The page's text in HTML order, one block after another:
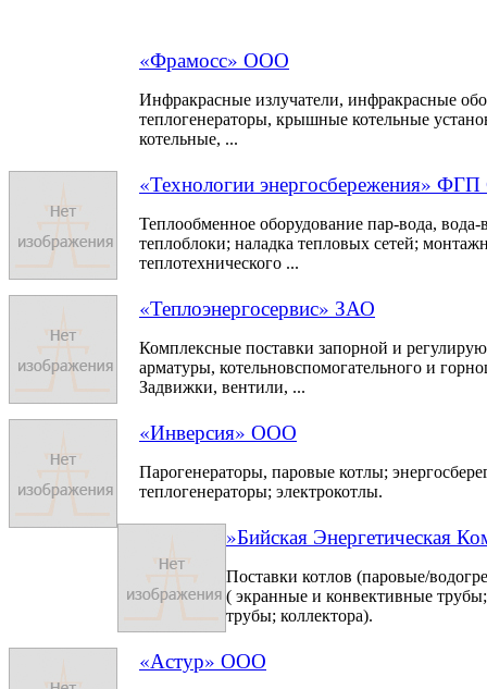
«Фрамосс» ООО
Инфракрасные излучатели, инфракрасные
теплогенераторы, крышные котельные
котельные, ...
«Технологии энергосбережения»
Теплообменное оборудование пар-вода,
теплоблоки; наладка тепловых сетей;
теплотехнического ...
«Теплоэнергосервис» ЗАО
Комплексные поставки запорной и
арматуры, котельновспомогательного и
Задвижки, вентили, ...
«Инверсия» ООО
Парогенераторы, паровые котлы;
теплогенераторы; электрокотлы.
»Бийская Энергетическая
Поставки котлов (паровые/
( экранные и конвективные
трубы; коллектора).
«Астур» ООО